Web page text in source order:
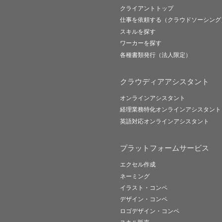
クライアントトップ
仕事を依頼する（クラウドソーシング
スキルを探す
ワーカーを探す
各種書類発行（法人限定）
クラウディアアシスタント
オンラインアシスタント
経理業務特化オンラインアシスタント
英語対応オンラインアシスタント
プラットフォームサービス
エクセル作成
ネーミング
イラスト・コンペ
デザイン・コンペ
ロゴデザイン・コンペ